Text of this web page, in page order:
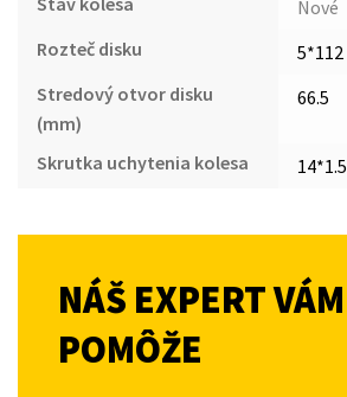
Nové
Rozteč disku
5*112
Stredový otvor disku
(mm)
66.5
Skrutka uchytenia kolesa 14*1.5
NÁŠ EXPERT VÁM
POMÔŽE